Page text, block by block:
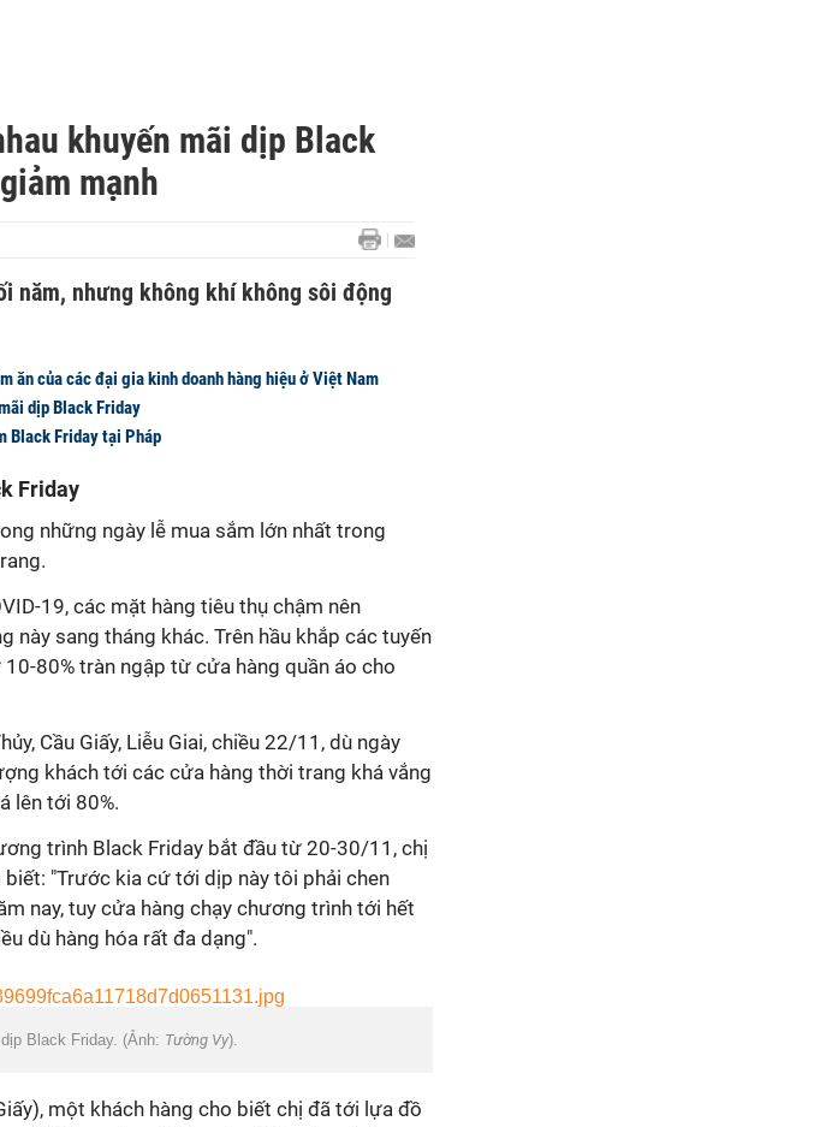
khuyến mãi dịp Black
mạnh
năm, nhưng không khí không sôi động
ăn của các đại gia kinh doanh hàng hiệu ở Việt Nam
dịp Black Friday
Black Friday tại Pháp
Friday
những ngày lễ mua sắm lớn nhất trong
19, các mặt hàng tiêu thụ chậm nên
sang tháng khác. Trên hầu khắp các tuyến
80% tràn ngập từ cửa hàng quần áo cho
Cầu Giấy, Liễu Giai, chiều 22/11, dù ngày
khách tới các cửa hàng thời trang khá vắng
lên tới 80%.
trình Black Friday bắt đầu từ 20-30/11, chị
"Trước kia cứ tới dịp này tôi phải chen
nay, tuy cửa hàng chạy chương trình tới hết
dù hàng hóa rất đa dạng".
Black Friday. (Ảnh: Tường Vy).
một khách hàng cho biết chị đã tới lựa đồ